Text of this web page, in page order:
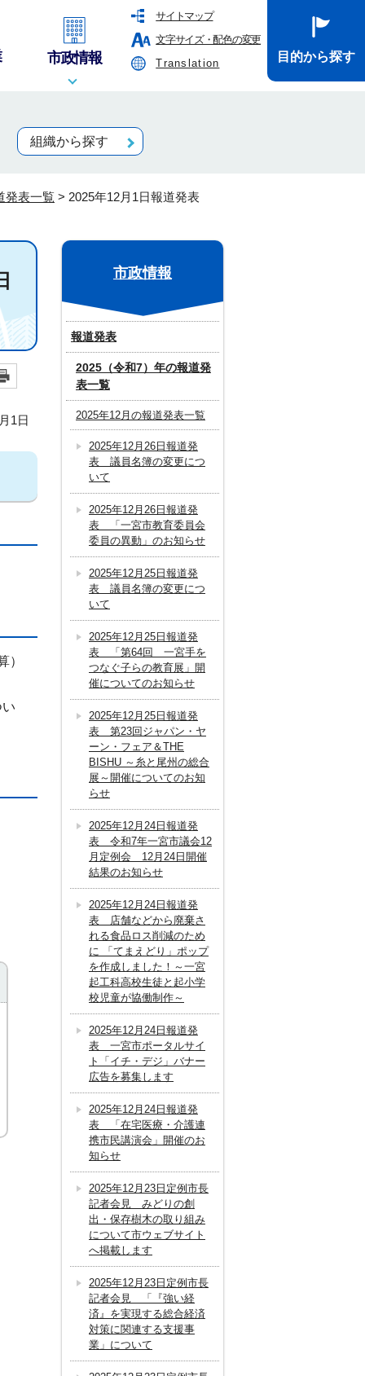
サイトマップ
文字サイズ・配色の変更
Translation
市政情報 目的から探す
組織から探す
発表一覧 > 2025年12月1日報道発表
1日
）
市政情報
報道発表
2025（令和7）年の報道発
表一覧
2025年12月の報道発表一覧
2025年12月26日報道発
表 議員名簿の変更につ
いて
2025年12月26日報道発
表 「一宮市教育委員会
委員の異動」のお知らせ
2025年12月25日報道発
表 議員名簿の変更につ
いて
2025年12月25日報道発
表 「第64回 一宮手を
つなぐ子らの教育展」開
催についてのお知らせ
2025年12月25日報道発
表 第23回ジャパン・ヤ
ーン・フェア＆THE
BISHU ～糸と尾州の総合
展～開催についてのお知
らせ
2025年12月24日報道発
表 令和7年一宮市議会12
月定例会 12月24日開催
結果のお知らせ
2025年12月24日報道発
表 店舗などから廃棄さ
れる食品ロス削減のため
に 「てまえどり」ポップ
を作成しました！～一宮
起工科高校生徒と起小学
校児童が協働制作～
2025年12月24日報道発
表 一宮市ポータルサイ
ト「イチ・デジ」バナー
広告を募集します
2025年12月24日報道発
表 「在宅医療・介護連
携市民講演会」開催のお
知らせ
2025年12月23日定例市長
記者会見 みどりの創
出・保存樹木の取り組み
について市ウェブサイト
へ掲載します
2025年12月23日定例市長
記者会見 「『強い経
済』を実現する総合経済
対策に関連する支援事
業」について